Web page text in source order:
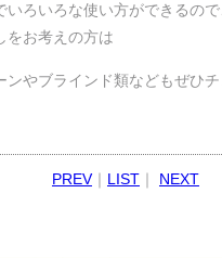
いろいろな使い方ができるの
をお考えの方は
ンやブラインド類などもぜひ
PREV｜ LIST｜ NEXT